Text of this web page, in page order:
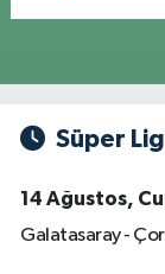
Süper
14 Ağustos,
Galatasaray -